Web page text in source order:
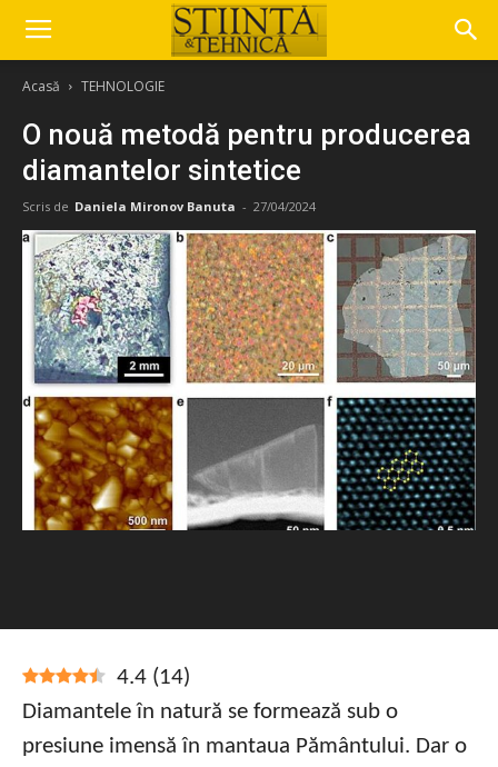
Acasă TEHNOLOGIE
O nouă metodă pentru producerea
diamantelor sintetice
Scris de Daniela Mironov Banuta - 27/04/2024
4.4 (14)
Diamantele în natură se formează sub o
presiune imensă în mantaua Pământului. Dar o